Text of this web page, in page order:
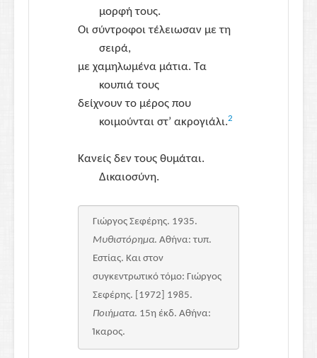
μορφή τους.
Οι σύντροφοι τέλειωσαν με τη
σειρά,
με χαμηλωμένα μάτια. Τα
κουπιά τους
δείχνουν το μέρος που
κοιμούνται στ’ ακρογιάλι.2
Κανείς δεν τους θυμάται.
Δικαιοσύνη.
Γιώργος Σεφέρης. 1935.
Μυθιστόρημα. Αθήνα: τυπ.
Εστίας. Και στον
συγκεντρωτικό τόμο: Γιώργος
Σεφέρης. [1972] 1985.
Ποιήματα. 15η έκδ. Αθήνα:
Ίκαρος.